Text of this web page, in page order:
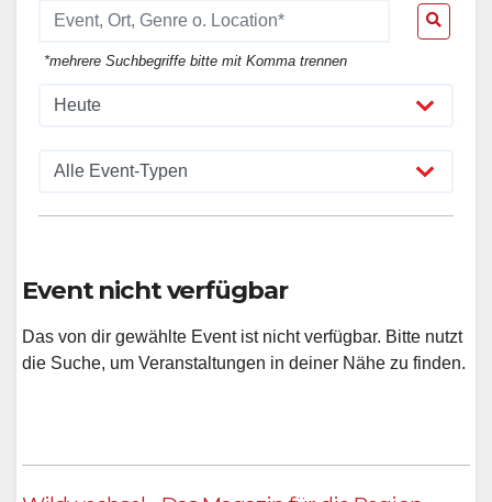
*mehrere Suchbegriffe bitte mit Komma trennen
Event nicht verfügbar
Das von dir gewählte Event ist nicht verfügbar. Bitte nutzt
die Suche, um Veranstaltungen in deiner Nähe zu finden.